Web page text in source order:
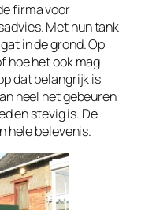
firma voor
Met hun tank
in de grond. Op
hoe het ook mag
dat belangrijk is
heel het gebeuren
en stevig is. De
hele belevenis.